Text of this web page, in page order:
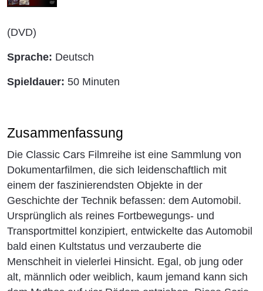
(DVD)
Sprache: Deutsch
Spieldauer: 50 Minuten
Zusammenfassung
Die Classic Cars Filmreihe ist eine Sammlung von
Dokumentarfilmen, die sich leidenschaftlich mit
einem der faszinierendsten Objekte in der
Geschichte der Technik befassen: dem Automobil.
Ursprünglich als reines Fortbewegungs- und
Transportmittel konzipiert, entwickelte das Automobil
bald einen Kultstatus und verzauberte die
Menschheit in vielerlei Hinsicht. Egal, ob jung oder
alt, männlich oder weiblich, kaum jemand kann sich